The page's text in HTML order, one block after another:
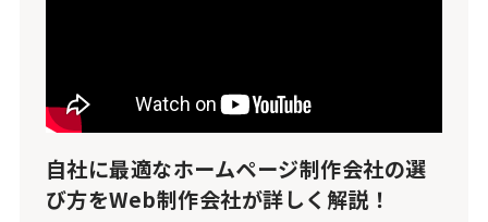
自社に最適なホームページ制作会社の選
び方をWeb制作会社が詳しく解説！